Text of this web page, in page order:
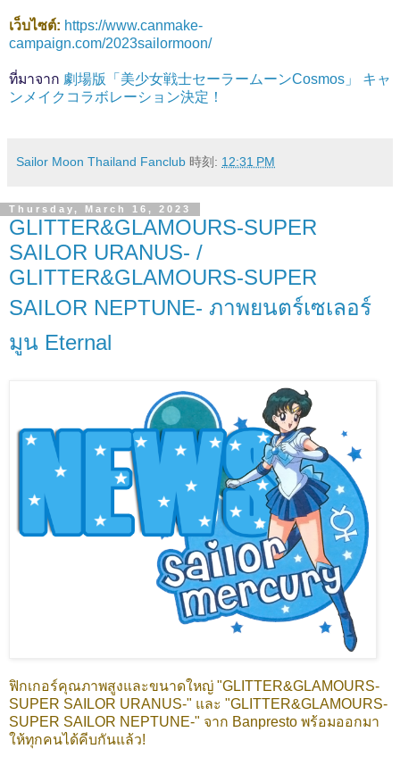
เว็บไซต์: https://www.canmake-
campaign.com/2023sailormoon/
ที่มาจาก 劇場版「美少女戦士セーラームーンCosmos」 キャ
ンメイクコラボレーション決定！
Sailor Moon Thailand Fanclub 時刻: 12:31 PM
Thursday, March 16, 2023
GLITTER&GLAMOURS-SUPER
SAILOR URANUS- /
GLITTER&GLAMOURS-SUPER
SAILOR NEPTUNE- ภาพยนตร์เซเลอร์
มูน Eternal
ฟิกเกอร์คุณภาพสูงและขนาดใหญ่ "GLITTER&GLAMOURS-
SUPER SAILOR URANUS-" และ "GLITTER&GLAMOURS-
SUPER SAILOR NEPTUNE-" จาก Banpresto พร้อมออกมา
ให้ทุกคนได้คีบกันแล้ว!